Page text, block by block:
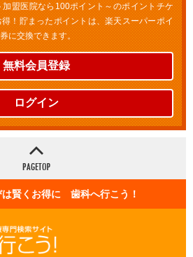
盟医院なら100ポイント～のポイントチケ
！貯まったポイントは、楽天スーパーポイ
に交換できます。
無料会員登録
ログイン
は賢くお得に 歯科へ行こう！